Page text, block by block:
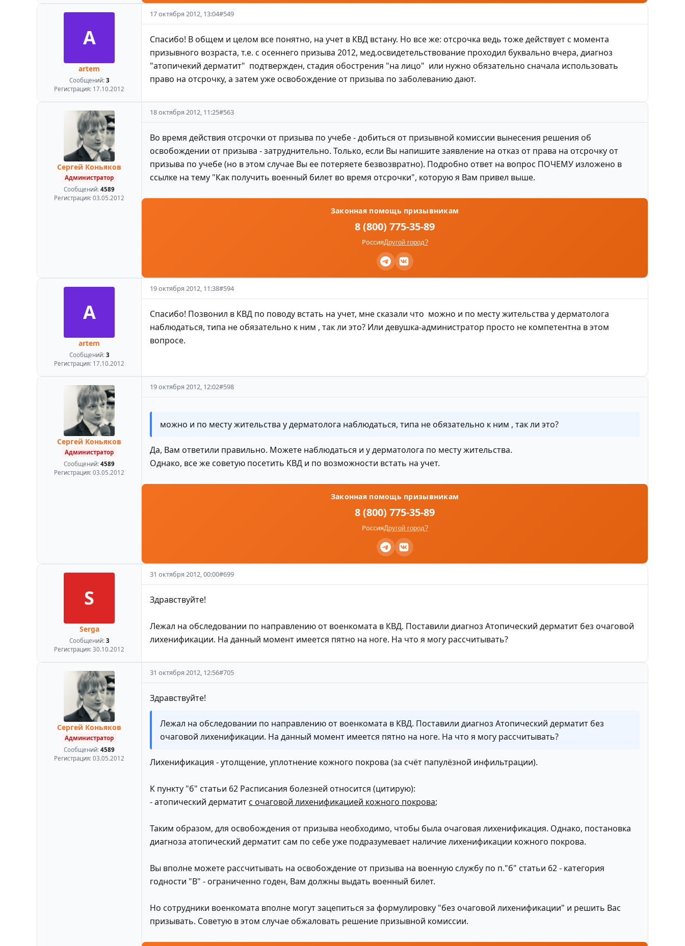
A
artem
Сообщений: 3
Регистрация: 17.10.2012
17 октября 2012, 13:04#549
Спасибо! В общем и целом все понятно, на учет в КВД встану. Но все же: отсрочка ведь тоже действует с момента
призывного возраста, т.е. с осеннего призыва 2012, мед.освидетельствование проходил буквально вчера, диагноз
"атопичекий дерматит" подтвержден, стадия обострения "на лицо" или нужно обязательно сначала использовать
право на отсрочку, а затем уже освобождение от призыва по заболеванию дают.
Сергей Коньяков
Администратор
Сообщений: 4589
Регистрация: 03.05.2012
18 октября 2012, 11:25#563
Во время действия отсрочки от призыва по учебе - добиться от призывной комиссии вынесения решения об
освобождении от призыва - затруднительно. Только, если Вы напишите заявление на отказ от права на отсрочку от
призыва по учебе (но в этом случае Вы ее потеряете безвозвратно). Подробно ответ на вопрос ПОЧЕМУ изложено в
ссылке на тему "Как получить военный билет во время отсрочки", которую я Вам привел выше.
Законная помощь призывникам
8 (800) 775-35-89
РоссияДругой город?
A
artem
Сообщений: 3
Регистрация: 17.10.2012
19 октября 2012, 11:38#594
Спасибо! Позвонил в КВД по поводу встать на учет, мне сказали что можно и по месту жительства у дерматолога
наблюдаться, типа не обязательно к ним , так ли это? Или девушка-администратор просто не компетентна в этом
вопросе.
Сергей Коньяков
Администратор
Сообщений: 4589
Регистрация: 03.05.2012
19 октября 2012, 12:02#598
можно и по месту жительства у дерматолога наблюдаться, типа не обязательно к ним , так ли это?
Да, Вам ответили правильно. Можете наблюдаться и у дерматолога по месту жительства.
Однако, все же советую посетить КВД и по возможности встать на учет.
Законная помощь призывникам
8 (800) 775-35-89
РоссияДругой город?
S
Serga
Сообщений: 3
Регистрация: 30.10.2012
31 октября 2012, 00:00#699
Здравствуйте!
Лежал на обследовании по направлению от военкомата в КВД. Поставили диагноз Атопический дерматит без очаговой
лихенификации. На данный момент имеется пятно на ноге. На что я могу рассчитывать?
Сергей Коньяков
Администратор
Сообщений: 4589
Регистрация: 03.05.2012
31 октября 2012, 12:56#705
Здравствуйте!
Лежал на обследовании по направлению от военкомата в КВД. Поставили диагноз Атопический дерматит без
очаговой лихенификации. На данный момент имеется пятно на ноге. На что я могу рассчитывать?
Лихенификация - утолщение, уплотнение кожного покрова (за счёт папулёзной инфильтрации).
К пункту "б" статьи 62 Расписания болезней относится (цитирую):
- атопический дерматитс очаговой лихенификацией кожного покрова;
Таким образом, для освобождения от призыва необходимо, чтобы была очаговая лихенификация. Однако, постановка
диагноза атопический дерматит сам по себе уже подразумевает наличие лихенификации кожного покрова.
Вы вполне можете рассчитывать на освобождение от призыва на военную службу по п."б" статьи 62 - категория
годности "В" - ограниченно годен, Вам должны выдать военный билет.
Но сотрудники военкомата вполне могут зацепиться за формулировку "без очаговой лихенификации" и решить Вас
призывать. Советую в этом случае обжаловать решение призывной комиссии.